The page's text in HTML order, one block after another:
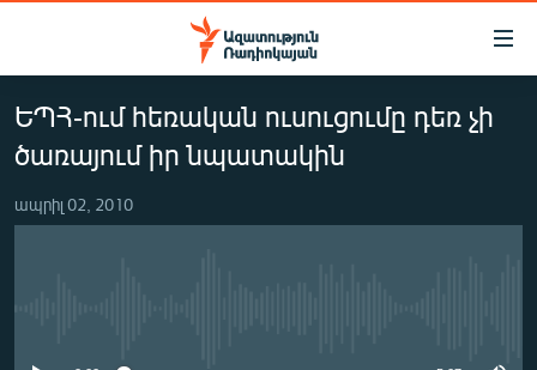
Մատչելիության
հիմնական
բովանդակությանը
հիմնական
մենյուին
ԱԶԱՏՈՒԹՅՈՒՆ TV
ՀԱՅԱՍՏԱՆ
ՔԱՂԱՔԱԿԱՆ
ԵՊՀ-ում հեռական ուսուցումը դեռ չի
ծառայում իր նպատակին
ապրիլ 02, 2010